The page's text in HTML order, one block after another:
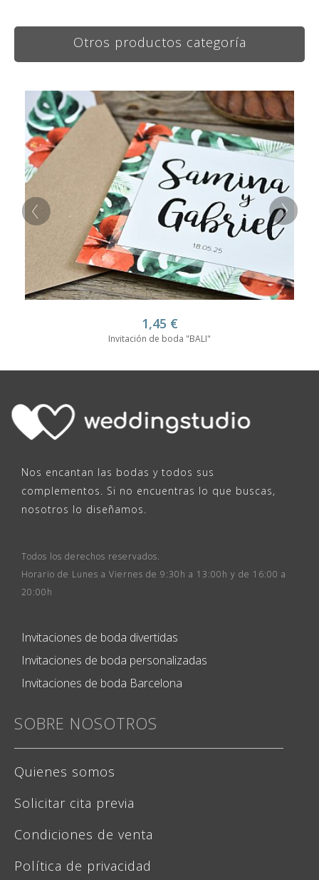
Otros productos categoría
1,45 €
Invitación de boda "BALI"
Nos encantan las bodas y todos sus
complementos. Si no encuentras lo que buscas,
nosotros lo diseñamos.
Todos los derechos reservados.
Horario de Lunes a Viernes de 9:30h a 13:00h y de 16:00 a
20:00h
Invitaciones de boda divertidas
Invitaciones de boda personalizadas
Invitaciones de boda Barcelona
SOBRE NOSOTROS
Quienes somos
Solicitar cita previa
Condiciones de venta
Política de privacidad